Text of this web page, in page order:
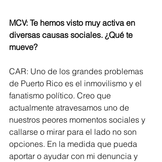
MCV: Te hemos visto muy activa en
diversas causas sociales. ¿Qué te
mueve?
CAR: Uno de los grandes problemas
de Puerto Rico es el inmovilismo y el
fanatismo político. Creo que
actualmente atravesamos uno de
nuestros peores momentos sociales y
callarse o mirar para el lado no son
opciones. En la medida que pueda
aportar o ayudar con mi denuncia y